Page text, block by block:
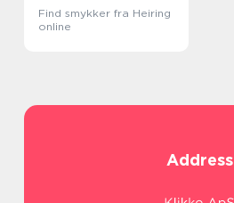
Find smykker fra Heiring
online
Address